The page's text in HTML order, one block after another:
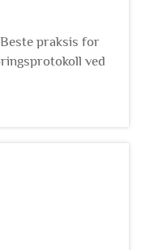
praksis for
ved
Start med
som helst
tak i et EPA-